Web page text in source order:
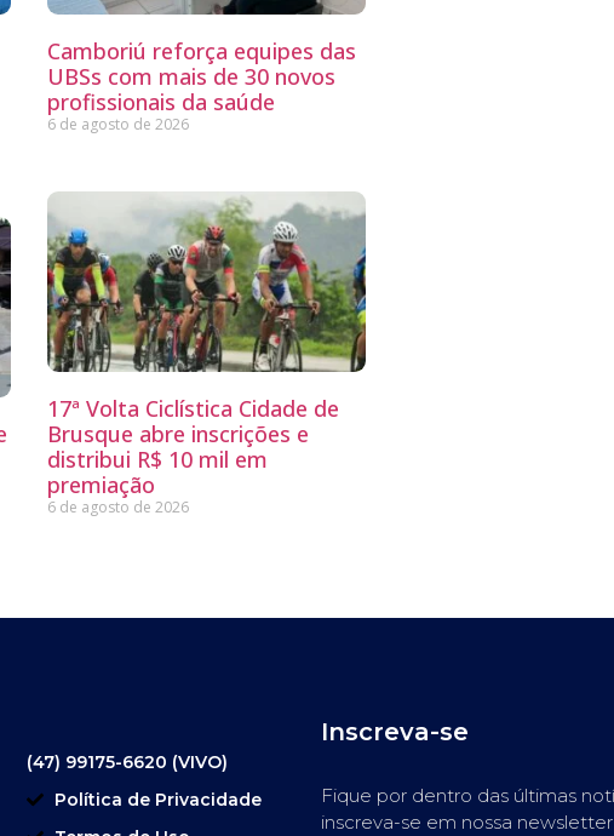
Camboriú reforça equipes das
UBSs com mais de 30 novos
profissionais da saúde
6 de agosto de 2026
17ª Volta Ciclística Cidade de
Brusque abre inscrições e
distribui R$ 10 mil em
premiação
6 de agosto de 2026
(47) 99175-6620 (VIVO)
Política de Privacidade
Inscreva-se
Fique por dentro das últimas
inscreva-se em nossa